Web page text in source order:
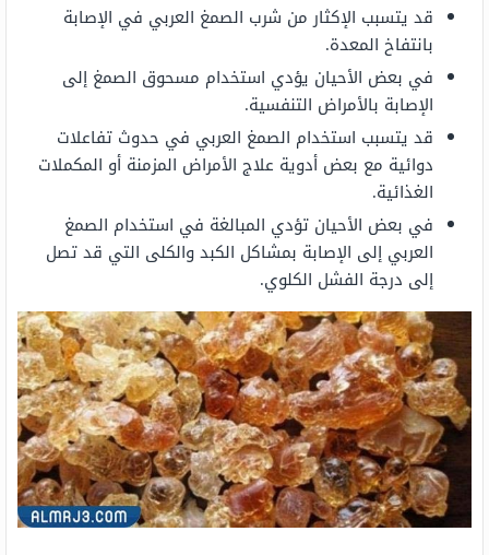
قد يتسبب الإكثار من شرب الصمغ العربي في الإصابة
بانتفاخ المعدة.
في بعض الأحيان يؤدي استخدام مسحوق الصمغ إلى
الإصابة بالأمراض التنفسية.
قد يتسبب استخدام الصمغ العربي في حدوث تفاعلات
دوائية مع بعض أدوية علاج الأمراض المزمنة أو المكملات
الغذائية.
في بعض الأحيان تؤدي المبالغة في استخدام الصمغ
العربي إلى الإصابة بمشاكل الكبد والكلى التي قد تصل
إلى درجة الفشل الكلوي.